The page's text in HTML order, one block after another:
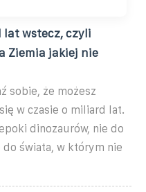
lat wstecz, czyli
Ziemia jakiej nie
sobie, że możesz
w czasie o miliard lat.
dinozaurów, nie do
do świata, w którym nie